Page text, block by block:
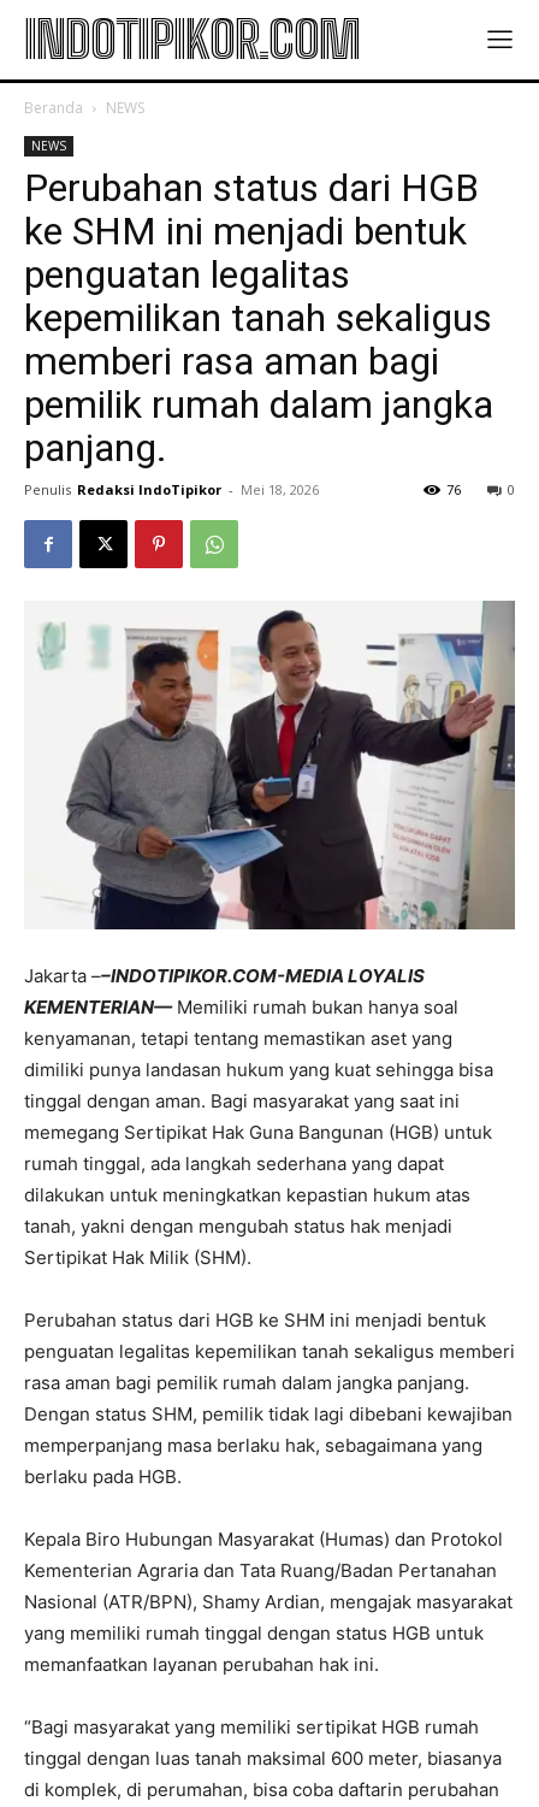
INDOTIPIKOR.COM
Beranda NEWS
NEWS
Perubahan status dari HGB
ke SHM ini menjadi bentuk
penguatan legalitas
kepemilikan tanah sekaligus
memberi rasa aman bagi
pemilik rumah dalam jangka
panjang.
Penulis Redaksi IndoTipikor - Mei 18, 2026 0
76
Jakarta ––INDOTIPIKOR.COM-MEDIA LOYALIS
KEMENTERIAN—Memiliki rumah bukan hanya soal
kenyamanan, tetapi tentang memastikan aset yang
dimiliki punya landasan hukum yang kuat sehingga bisa
tinggal dengan aman. Bagi masyarakat yang saat ini
memegang Sertipikat Hak Guna Bangunan (HGB) untuk
rumah tinggal, ada langkah sederhana yang dapat
dilakukan untuk meningkatkan kepastian hukum atas
tanah, yakni dengan mengubah status hak menjadi
Sertipikat Hak Milik (SHM).
Perubahan status dari HGB ke SHM ini menjadi bentuk
penguatan legalitas kepemilikan tanah sekaligus memberi
rasa aman bagi pemilik rumah dalam jangka panjang.
Dengan status SHM, pemilik tidak lagi dibebani kewajiban
memperpanjang masa berlaku hak, sebagaimana yang
berlaku pada HGB.
Kepala Biro Hubungan Masyarakat (Humas) dan Protokol
Kementerian Agraria dan Tata Ruang/Badan Pertanahan
Nasional (ATR/BPN), Shamy Ardian, mengajak masyarakat
yang memiliki rumah tinggal dengan status HGB untuk
memanfaatkan layanan perubahan hak ini.
“Bagi masyarakat yang memiliki sertipikat HGB rumah
tinggal dengan luas tanah maksimal 600 meter, biasanya
di komplek, di perumahan, bisa coba daftarin perubahan